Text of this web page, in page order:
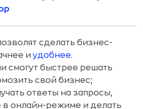
сделать бизнес-
иудобнее.
смогут быстрее решать
свой бизнес;
ответы на запросы,
в онлайн-режиме и делать